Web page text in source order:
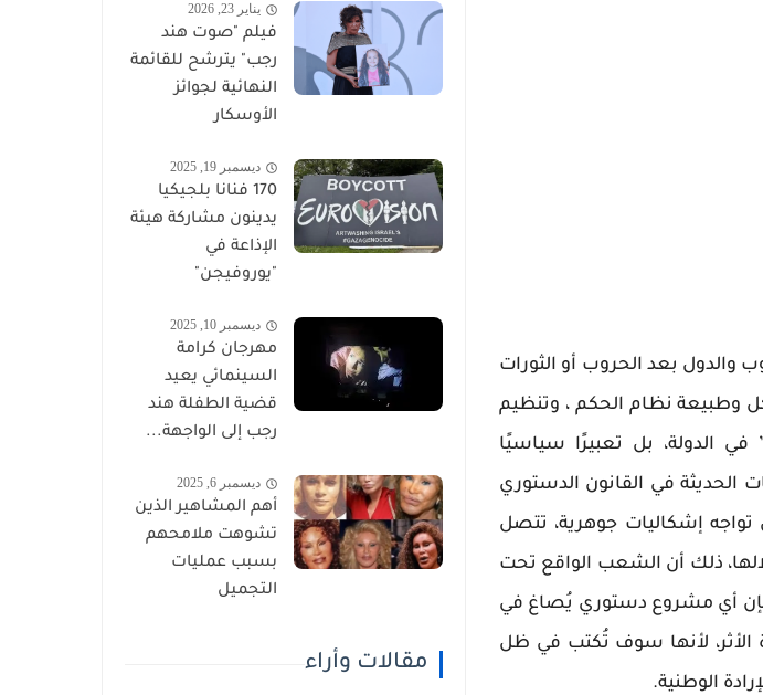
والدول بعد الحروب أو الثورات
وطبيعة نظام الحكم ، وتنظيم
في الدولة، بل تعبيرًا سياسيًا
الحديثة في القانون الدستوري
تواجه إشكاليات جوهرية، تتصل
ذلك أن الشعب الواقع تحت
فإن أي مشروع دستوري يُصاغ في
الأثر، لأنها سوف تُكتب في ظل
الوطنية.
يناير 23, 2026
فيلم "صوت هند
رجب" يترشح للقائمة
النهائية لجوائز
الأوسكار
ديسمبر 19, 2025
170 فنانا بلجيكيا
يدينون مشاركة هيئة
الإذاعة في
"يوروفيجن"
ديسمبر 10, 2025
مهرجان كرامة
السينمائي يعيد
قضية الطفلة هند
رجب إلى الواجهة...
ديسمبر 6, 2025
أهم المشاهير الذين
تشوهت ملامحهم
بسبب عمليات
التجميل
مقالات وأراء